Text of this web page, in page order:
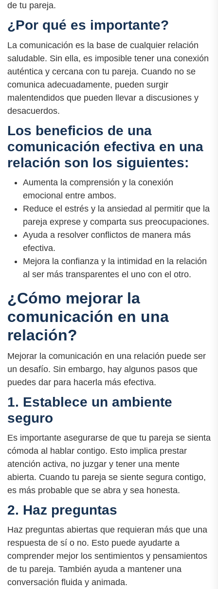
de tu pareja.
¿Por qué es importante?
La comunicación es la base de cualquier relación
saludable. Sin ella, es imposible tener una conexión
auténtica y cercana con tu pareja. Cuando no se
comunica adecuadamente, pueden surgir
malentendidos que pueden llevar a discusiones y
desacuerdos.
Los beneficios de una
comunicación efectiva en una
relación son los siguientes:
Aumenta la comprensión y la conexión
emocional entre ambos.
Reduce el estrés y la ansiedad al permitir que la
pareja exprese y comparta sus preocupaciones.
Ayuda a resolver conflictos de manera más
efectiva.
Mejora la confianza y la intimidad en la relación
al ser más transparentes el uno con el otro.
¿Cómo mejorar la
comunicación en una
relación?
Mejorar la comunicación en una relación puede ser
un desafío. Sin embargo, hay algunos pasos que
puedes dar para hacerla más efectiva.
1. Establece un ambiente
seguro
Es importante asegurarse de que tu pareja se sienta
cómoda al hablar contigo. Esto implica prestar
atención activa, no juzgar y tener una mente
abierta. Cuando tu pareja se siente segura contigo,
es más probable que se abra y sea honesta.
2. Haz preguntas
Haz preguntas abiertas que requieran más que una
respuesta de sí o no. Esto puede ayudarte a
comprender mejor los sentimientos y pensamientos
de tu pareja. También ayuda a mantener una
conversación fluida y animada.